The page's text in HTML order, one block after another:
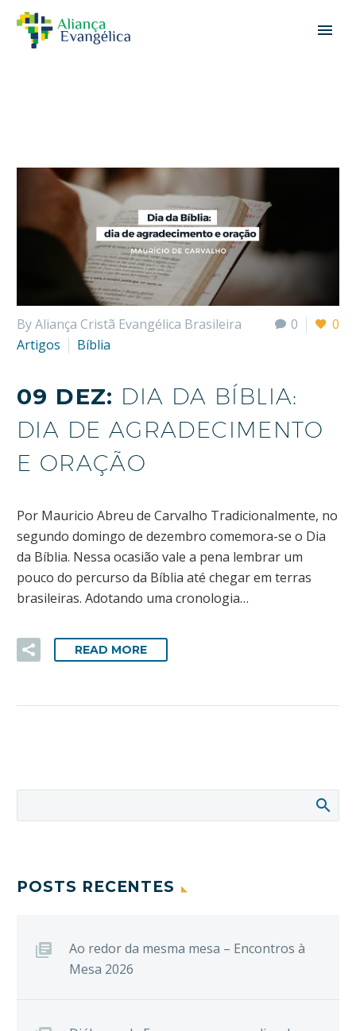
0 0
By Aliança Cristã Evangélica Brasileira
Artigos
Bíblia
09 DEZ: DIA DA BÍBLIA:
DIA DE AGRADECIMENTO
E ORAÇÃO
Por Mauricio Abreu de Carvalho Tradicionalmente, no
segundo domingo de dezembro comemora-se o Dia
da Bíblia. Nessa ocasião vale a pena lembrar um
pouco do percurso da Bíblia até chegar em terras
brasileiras. Adotando uma cronologia…
READ MORE
POSTS RECENTES
Ao redor da mesma mesa – Encontros à
Mesa 2026